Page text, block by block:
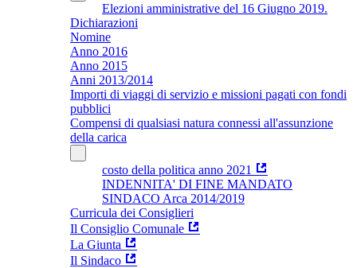
Elezioni amministrative del 16 Giugno 2019.
Dichiarazioni
Nomine
Anno 2016
Anno 2015
Anni 2013/2014
Importi di viaggi di servizio e missioni pagati con fondi
pubblici
Compensi di qualsiasi natura connessi all'assunzione
della carica
costo della politica anno 2021
INDENNITA' DI FINE MANDATO
SINDACO Arca 2014/2019
Curricula dei Consiglieri
Il Consiglio Comunale
La Giunta
Il Sindaco